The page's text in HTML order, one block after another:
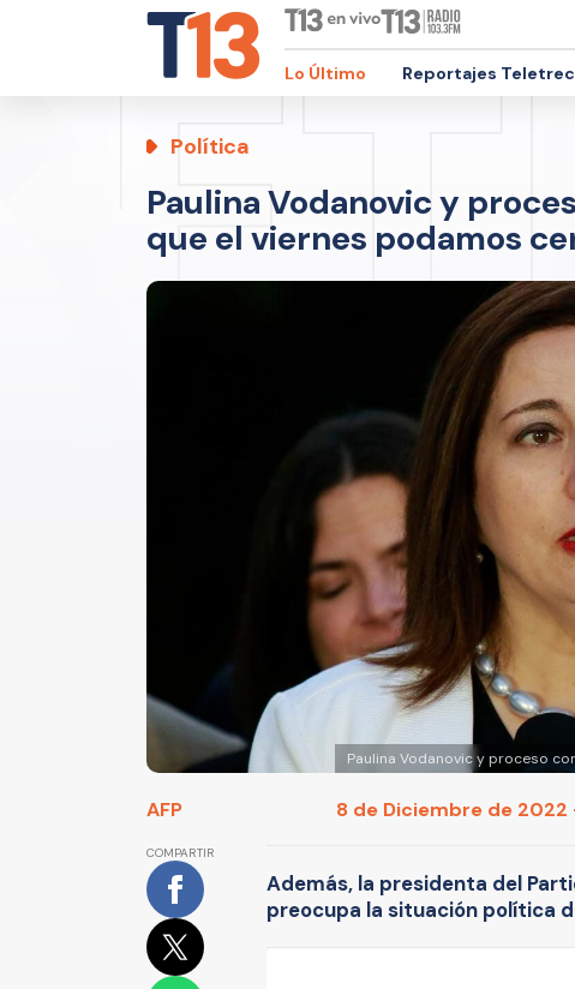
Lo Último Reportajes
Política
Paulina Vodanovic y
que el viernes podamos
Paulina Vodanovic y proceso
AFP 8 de Diciembre de 2022
COMPARTIR
Además, la presidenta del
preocupa la situación política